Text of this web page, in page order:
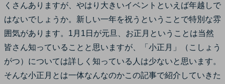
くさんありますが、やはり大きいイベントといえば年越しで
はないでしょうか。新しい一年を祝うということで特別な雰
囲気があります。1月1日が元旦、お正月ということは当然
皆さん知っていることと思いますが、「小正月」（こしょう
がつ）については詳しく知っている人は少ないと思います。
そんな小正月とは一体なんなのかこの記事で紹介していきた